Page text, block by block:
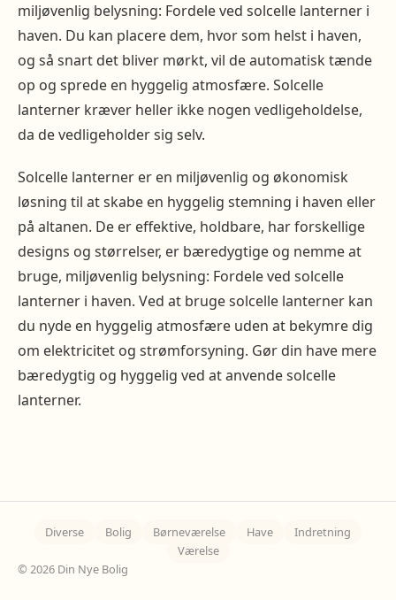
miljøvenlig belysning: Fordele ved solcelle lanterner i
haven. Du kan placere dem, hvor som helst i haven,
og så snart det bliver mørkt, vil de automatisk tænde
op og sprede en hyggelig atmosfære. Solcelle
lanterner kræver heller ikke nogen vedligeholdelse,
da de vedligeholder sig selv.
Solcelle lanterner er en miljøvenlig og økonomisk
løsning til at skabe en hyggelig stemning i haven eller
på altanen. De er effektive, holdbare, har forskellige
designs og størrelser, er bæredygtige og nemme at
bruge, miljøvenlig belysning: Fordele ved solcelle
lanterner i haven. Ved at bruge solcelle lanterner kan
du nyde en hyggelig atmosfære uden at bekymre dig
om elektricitet og strømforsyning. Gør din have mere
bæredygtig og hyggelig ved at anvende solcelle
lanterner.
Diverse Bolig Børneværelse Have
Indretning
Værelse
© 2026 Din Nye Bolig